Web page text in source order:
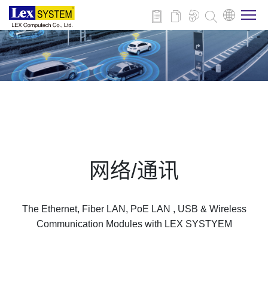
关于我们
网络/通讯
The Ethernet, Fiber LAN, PoE LAN , USB & Wireless
Communication Modules with LEX SYSTYEM